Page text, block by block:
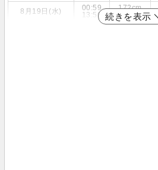
8月19日(水)
00:59
13:50
172cm
145cm
続きを表示